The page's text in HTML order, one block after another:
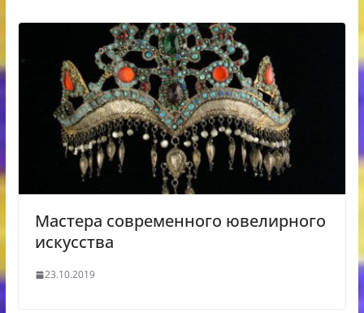
Мастера современного ювелирного
искусства
23.10.2019